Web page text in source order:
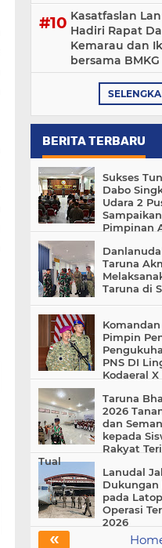
Kasatfaslan
Hadiri Rapat
Kemarau dan
bersama BMKG
BERITA TERBARU
Sukses
Dabo
Udara 2
Pimpinan
Taruna
Taruna di
Pimpin
PNS DI
Kodaeral X
Taruna
2026
dan
kepada
Rakyat
Tual
Lanudal
Dukungan
pada
Operasi
2026
«